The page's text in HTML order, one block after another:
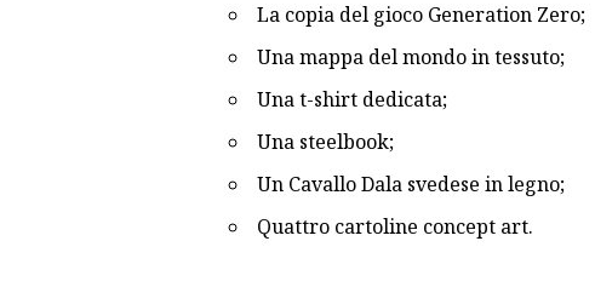
La copia del gioco Generation Zero;
Una mappa del mondo in tessuto;
Una t-shirt dedicata;
Una steelbook;
Un Cavallo Dala svedese in legno;
Quattro cartoline concept art.